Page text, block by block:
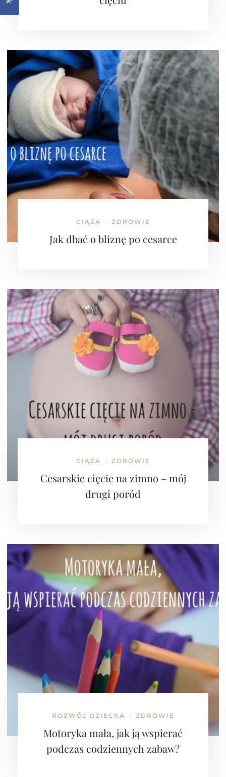
CIĄŻA / ZDROWIE
Jak dbać o bliznę po cesarce
CIĄŻA / ZDROWIE
Cesarskie cięcie na zimno – mój
drugi poród
ROZWÓJ DZIECKA / ZDROWIE
Motoryka mała, jak ją wspierać
podczas codziennych zabaw?